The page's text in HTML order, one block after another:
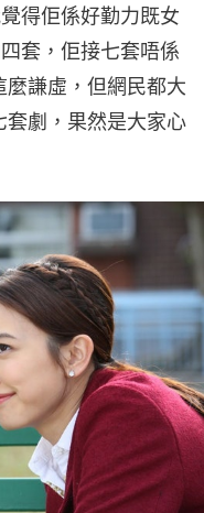
得佢係好勤力既女
套，佢接七套唔係
謙虛，但網民都大
套劇，果然是大家心